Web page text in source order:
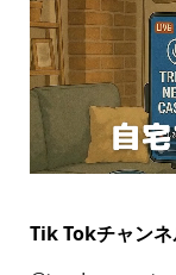
Tik Tokチャン